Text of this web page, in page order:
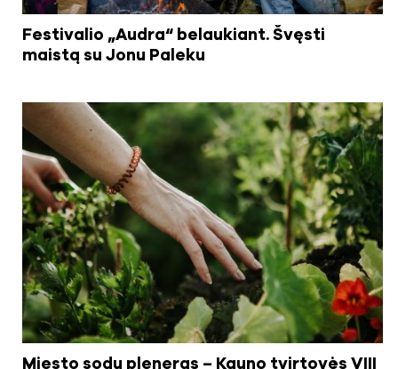
Festivalio „Audra“ belaukiant. Švęsti
maistą su Jonu Paleku
Miesto sodų pleneras – Kauno tvirtovės VIII